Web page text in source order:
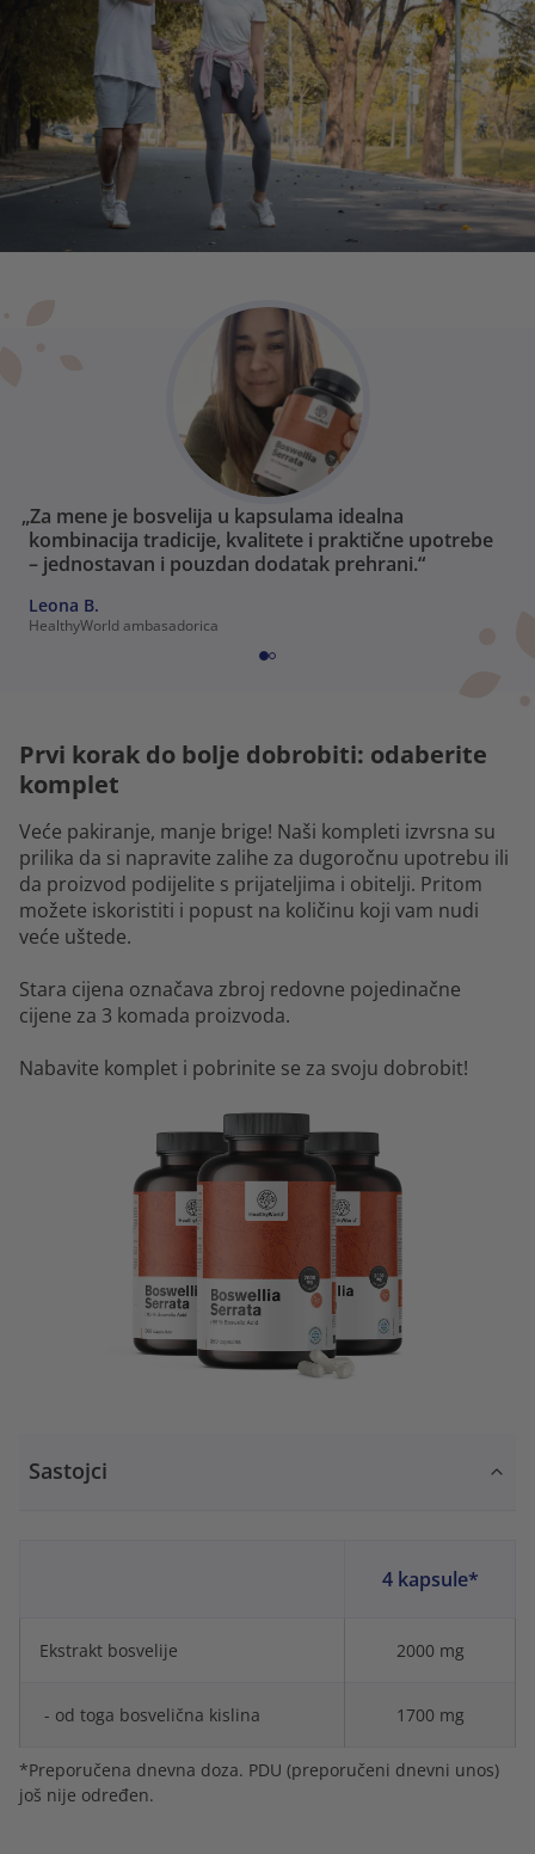
„Za mene je bosvelija u kapsulama idealna
kombinacija tradicije, kvalitete i praktične upotrebe
– jednostavan i pouzdan dodatak prehrani.“
Leona B.
HealthyWorld ambasadorica
Prvi korak do bolje dobrobiti: odaberite
komplet
Veće pakiranje, manje brige! Naši kompleti izvrsna su
prilika da si napravite zalihe za dugoročnu upotrebu ili
da proizvod podijelite s prijateljima i obitelji. Pritom
možete iskoristiti i popust na količinu koji vam nudi
veće uštede.
Stara cijena označava zbroj redovne pojedinačne
cijene za 3 komada proizvoda.
Nabavite komplet i pobrinite se za svoju dobrobit!
Sastojci
4 kapsule*
Ekstrakt bosvelije 2000 mg
- od toga bosvelična kislina 1700 mg
*Preporučena dnevna doza. PDU (preporučeni dnevni unos)
još nije određen.